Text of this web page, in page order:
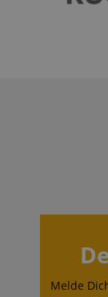
Melde